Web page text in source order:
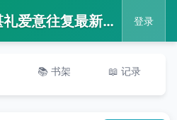
📖 谢初遥陆湛礼爱意往复最新章节阅读 登录
📚 书架 📖 记录